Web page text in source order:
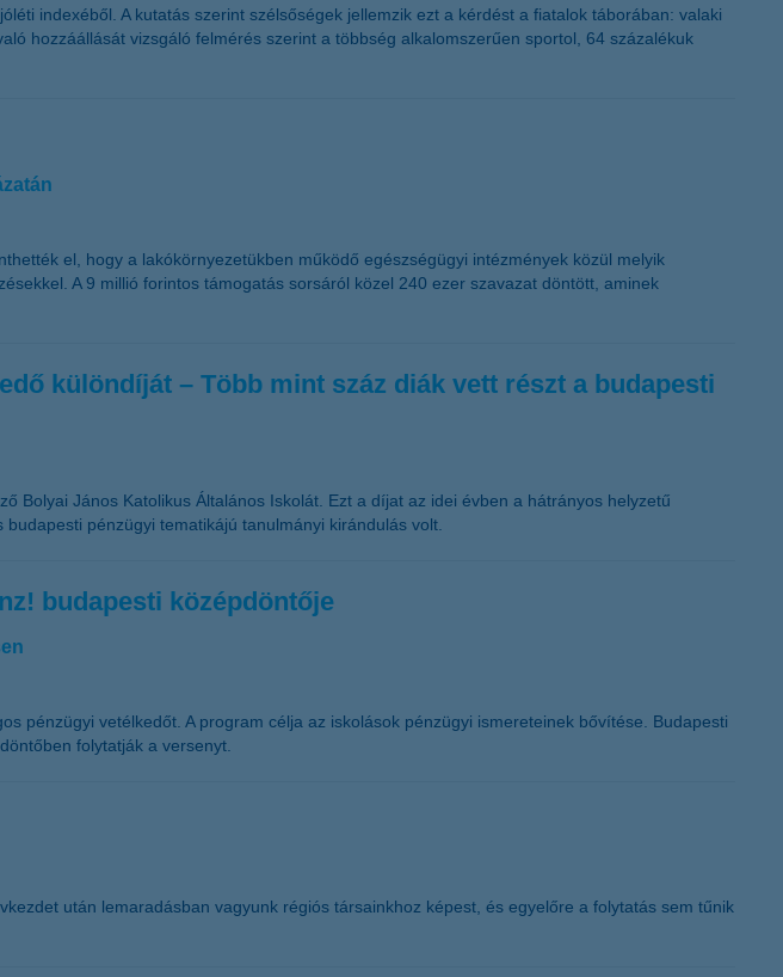
indexéből. A kutatás szerint szélsőségek jellemzik ezt a kérdést a fiatalok táborában: valaki
hozzáállását vizsgáló felmérés szerint a többség alkalomszerűen sportol, 64 százalékuk
el, hogy a lakókörnyezetükben működő egészségügyi intézmények közül melyik
A 9 millió forintos támogatás sorsáról közel 240 ezer szavazat döntött, aminek
különdíját – Több mint száz diák vett részt a budapesti
Bolyai János Katolikus Általános Iskolát. Ezt a díjat az idei évben a hátrányos helyzetű
pénzügyi tematikájú tanulmányi kirándulás volt.
budapesti középdöntője
pénzügyi vetélkedőt. A program célja az iskolások pénzügyi ismereteinek bővítése. Budapesti
folytatják a versenyt.
után lemaradásban vagyunk régiós társainkhoz képest, és egyelőre a folytatás sem tűnik